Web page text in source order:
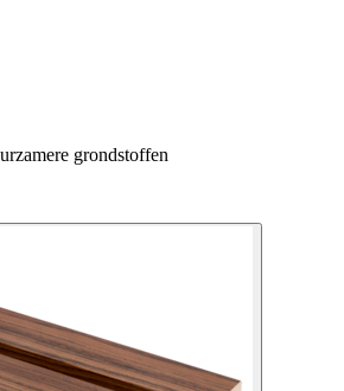
grondstoffen